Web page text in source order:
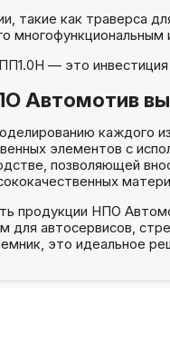
такие как траверса
— это инвестиция
Автомотив
каждого
элементов с
позволяющей
продукции НПО
для автосервисов,
это идеальное